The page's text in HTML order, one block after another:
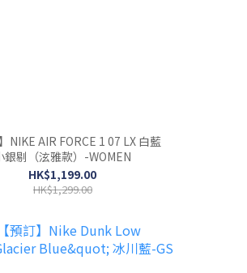
AIR FORCE 1 07 LX 白藍
銀剔（泫雅款）-WOMEN
HK$1,199.00
HK$1,299.00